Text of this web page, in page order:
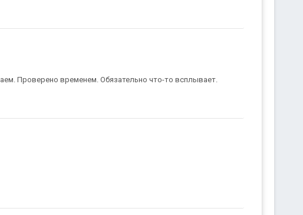
Проверено временем. Обязательно что-то всплывает.